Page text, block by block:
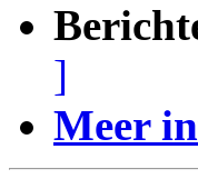
]
Meer